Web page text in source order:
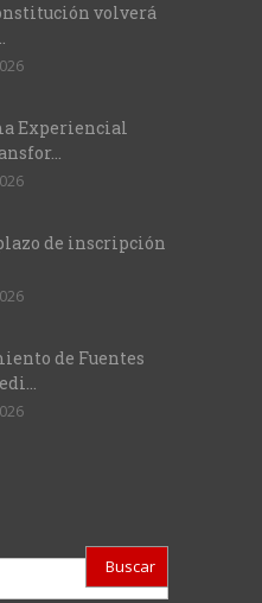
volverá
Experiencial
de inscripción
de Fuentes